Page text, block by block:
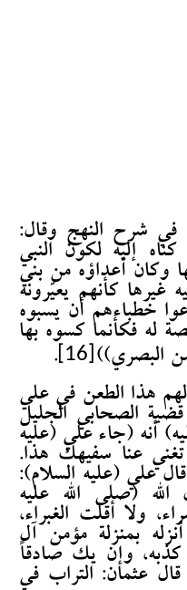
في شرح النهج وقال:
إليه لكون النبي
وكان أعداؤه من بني
غيرها كأنهم يعيّرونه
خطباءهم أن يسبوه
له فكأنما كسوه بها
البصري))
.
هذا الطعن في علي
الصحابي الجليل
أنه (جاء علي (عليه
تغني عنا سفيهك هذا.
علي (عليه السلام):
(صلى الله عليه
ولا أقلت الغبراء،
بمنزلة مؤمن آل
كذبه، وإن يك صادقاً
عثمان: التراب في